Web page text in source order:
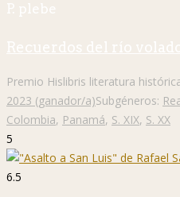
P. plebe
Recuerdos del río
Premio Hislibris literatura
2023 (ganador/a)Subgéneros:
Colombia, Panamá, S. XIX, S. XX
5
6.5